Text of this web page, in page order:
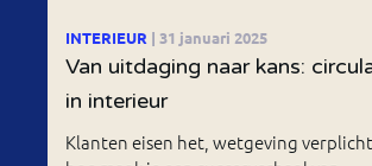
INTERIEUR | 31 januari 2025
Van uitdaging naar kans:
in interieur
Klanten eisen het, wetgeving